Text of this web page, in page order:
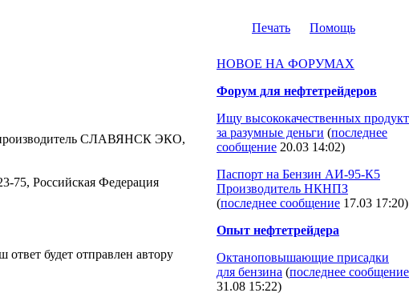
Печать Помощь
производитель СЛАВЯНСК ЭКО,
75, Российская Федерация
будет отправлен автору
НОВОЕ НА ФОРУМАХ
Форум для нефтетрейдеров
Ищу высококачественных продукт
за разумные деньги (последнее
сообщение 20.03 14:02)
Паспорт на Бензин АИ-95-К5
Производитель НКНПЗ
(последнее сообщение 17.03 17:20)
Опыт нефтетрейдера
Октаноповышающие присадки
для бензина (последнее сообщение
31.08 15:22)